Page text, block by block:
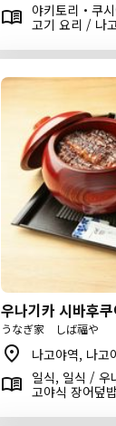
야키토리・쿠
고기 요리 / 나
우나기카 시바후
うなぎ家 しば福や
나고야역, 나고
일식, 일식 / 우
고야식 장어덮